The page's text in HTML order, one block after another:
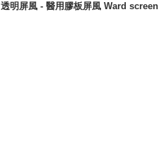
透明屏風 - 醫用膠板屏風 Ward screen